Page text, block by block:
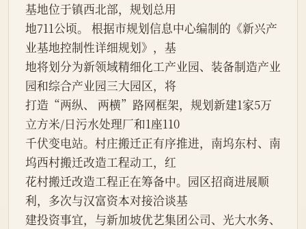
基地位于镇西北部，规划总用
地711公顷。 根据市规划信息中心编制的《新兴产
业基地控制性详细规划》，基
地将划分为新领域精细化工产业园、装备制造产业
园和综合产业园三大园区，将
打造“两纵、 两横”路网框架，规划新建1家5万
立方米/日污水处理厂和1座110
千伏变电站。村庄搬迁正有序推进，南坞东村、南
坞西村搬迁改造工程动工，红
花村搬迁改造工程正在筹备中。园区招商进展顺
利，多次与汉富资本对接洽谈基
建投资事宜，与新加坡优艺集团公司、光大水务、